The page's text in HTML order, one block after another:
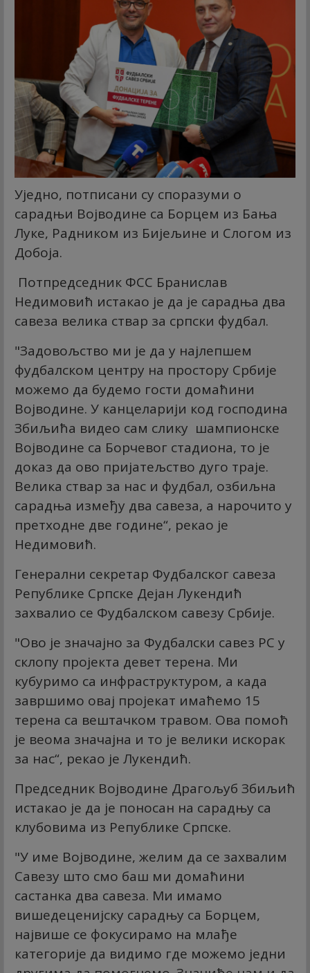
Уједно, потписани су споразуми о
сарадњи Војводине са Борцем из Бања
Луке, Радником из Бијељине и Слогом из
Добоја.
Потпредседник ФСС Бранислав
Недимовић истакао је да је сарадња два
савеза велика ствар за српски фудбал.
"Задовољство ми је да у најлепшем
фудбалском центру на простору Србије
можемо да будемо гости домаћини
Војводине. У канцеларији код господина
Збиљића видео сам слику шампионске
Војводине са Борчевог стадиона, то је
доказ да ово пријатељство дуго траје.
Велика ствар за нас и фудбал, озбиљна
сарадња између два савеза, а нарочито у
претходне две године“, рекао је
Недимовић.
Генерални секретар Фудбалског савеза
Републике Српске Дејан Лукендић
захвалио се Фудбалском савезу Србије.
"Ово је значајно за Фудбалски савез РС у
склопу пројекта девет терена. Ми
кубуримо са инфраструктуром, а када
завршимо овај пројекат имаћемо 15
терена са вештачком травом. Ова помоћ
је веома значајна и то је велики искорак
за нас“, рекао је Лукендић.
Председник Војводине Драгољуб Збиљић
истакао је да је поносан на сарадњу са
клубовима из Републике Српске.
"У име Војводине, желим да се захвалим
Савезу што смо баш ми домаћини
састанка два савеза. Ми имамо
вишедеценијску сарадњу са Борцем,
највише се фокусирамо на млађе
категорије да видимо где можемо једни